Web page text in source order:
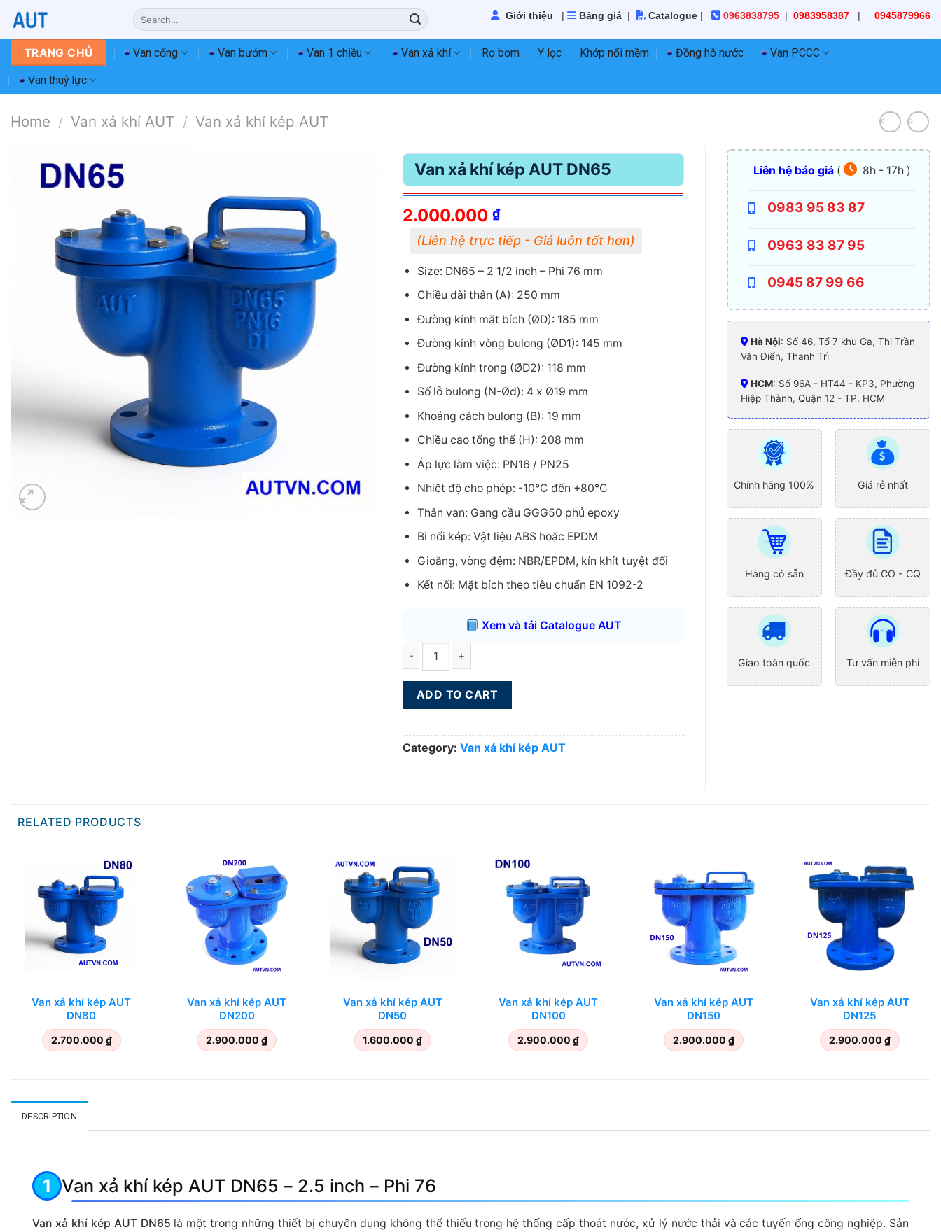
đến
nội
dung
Search
for:
Giới thiệu | Bảng giá | Catalogue | 0963838795 | 0983958387 | 0945879966
TRANG CHỦ Van cổng Van bướm Van 1 chiều Van xả khí Rọ bơm Y lọc Khớp nối mềm Đồng hồ nước Van PCCC
Van thuỷ lực
Home / Van xả khí AUT / Van xả khí kép AUT
Van xả khí kép AUT DN65
2.000.000 ₫
Size: DN65 – 2 1/2 inch – Phi 76 mm
Chiều dài thân (A): 250 mm
Đường kính mặt bích (ØD): 185 mm
Đường kính vòng bulong (ØD1): 145 mm
Đường kính trong (ØD2): 118 mm
Số lỗ bulong (N-Ød): 4 x Ø19 mm
Khoảng cách bulong (B): 19 mm
Chiều cao tổng thể (H): 208 mm
Áp lực làm việc: PN16 / PN25
Nhiệt độ cho phép: -10°C đến +80°C
Thân van: Gang cầu GGG50 phủ epoxy
Bi nổi kép: Vật liệu ABS hoặc EPDM
Gioăng, vòng đệm: NBR/EPDM, kín khít tuyệt đối
Kết nối: Mặt bích theo tiêu chuẩn EN 1092-2
Xem và tải Catalogue AUT
ADD TO CART
Category: Van xả khí kép AUT
Liên hệ báo giá ( 8h - 17h )
0983 95 83 87
0963 83 87 95
0945 87 99 66
Hà Nội: Số 46, Tổ 7 khu Ga, Thị Trần
Văn Điển, Thanh Trì
HCM: Số 96A - HT44 - KP3, Phường
Hiệp Thành, Quận 12 - TP. HCM
Chính hãng 100% Giá rẻ nhất
Hàng có sẵn Đầy đủ CO - CQ
Giao toàn quốc Tư vấn miễn phí
RELATED PRODUCTS
Van xả khí kép AUT
DN80
2.700.000 ₫
Van xả khí kép AUT
DN200
2.900.000₫
Van xả khí kép AUT
DN50
1.600.000₫
Van xả khí kép AUT
DN100
2.900.000₫
Van xả khí kép AUT
DN150
2.900.000₫
Van xả khí kép AUT
DN125
2.900.000 ₫
DESCRIPTION
Van xả khí kép AUT DN65 – 2.5 inch – Phi 76
Van xả khí kép AUT DN65 là một trong những thiết bị chuyên dụng không thể thiếu trong hệ thống cấp thoát nước, xử lý nước thải và các tuyến ống công nghiệp. Sản